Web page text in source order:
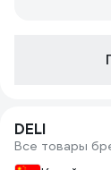
DELI
Все товары